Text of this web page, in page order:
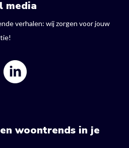
media
verhalen: wij zorgen voor jouw
woontrends in je